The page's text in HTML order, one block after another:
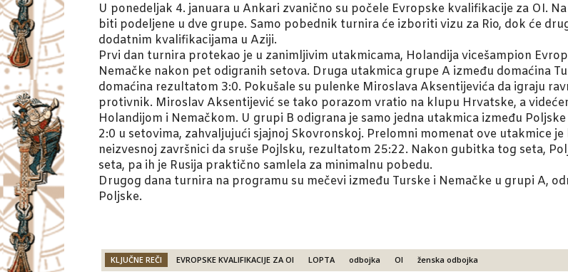
U ponedeljak 4. januara u Ankari zvanično su počele Evropske kvalifikacije za OI.
biti podeljene u dve grupe. Samo pobednik turnira će izboriti vizu za Rio, dok će
dodatnim kvalifikacijama u Aziji.
Prvi dan turnira protekao je u zanimljivim utakmicama, Holandija vicešampion
Nemačke nakon pet odigranih setova. Druga utakmica grupe A između domaćina
domaćina rezultatom 3:0. Pokušale su pulenke Miroslava Aksentijevića da igraju
protivnik. Miroslav Aksentijević se tako porazom vratio na klupu Hrvatske, a
Holandijom i Nemačkom. U grupi B odigrana je samo jedna utakmica između
2:0 u setovima, zahvaljujući sjajnoj Skovronskoj. Prelomni momenat ove utakmice
neizvesnoj završnici da sruše Pojlsku, rezultatom 25:22. Nakon gubitka tog seta,
seta, pa ih je Rusija praktično samlela za minimalnu pobedu.
Drugog dana turnira na programu su mečevi između Turske i Nemačke u grupi A,
Poljske.
KLJUČNE REČI EVROPSKE KVALIFIKACIJE ZA OI LOPTA odbojka OI ženska odbojka